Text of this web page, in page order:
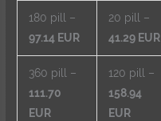
180 pill –
97.14 EUR
20 pill –
41.29 EUR
360 pill –
111.70
EUR
120 pill –
158.94
EUR